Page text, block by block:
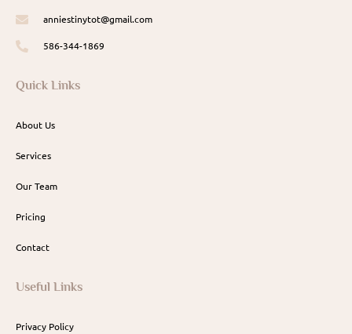
anniestinytot@gmail.com
586-344-1869
Quick Links
About Us
Services
Our Team
Pricing
Contact
Useful Links
Privacy Policy